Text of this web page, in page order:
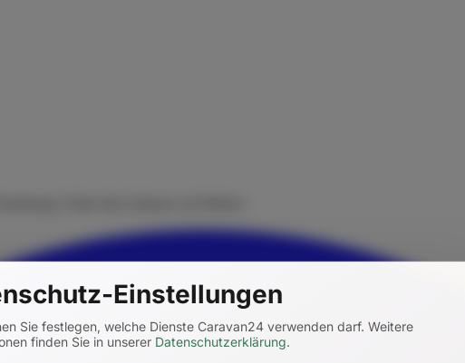
Einstellungen
Sie festlegen, welche Dienste Caravan24 verwenden darf. Weitere
finden Sie in unserer Datenschutzerklärung.